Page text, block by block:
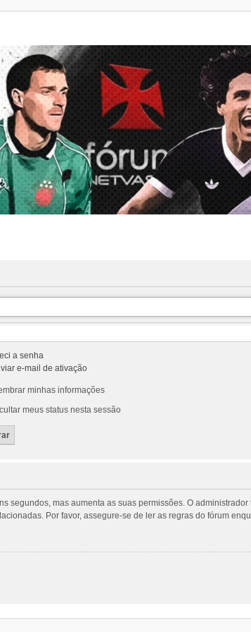
a senha
e-mail de ativação
minhas informações
meus status nesta sessão
segundos, mas aumenta as suas permissões. O
Por favor, assegure-se de ler as regras do fórum